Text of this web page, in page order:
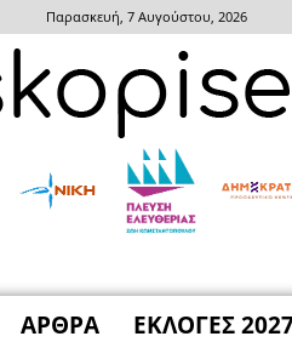
Παρασκευή, 7 Αυγούστου, 2026
ΑΡΘΡΑ ΕΚΛΟΓΕΣ